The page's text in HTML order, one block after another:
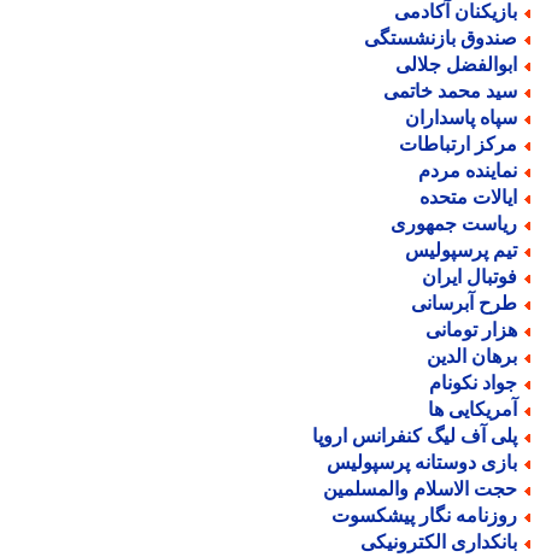
آکادمی
بازنشستگی
جلالی
محمد خاتمی
پاسداران
ارتباطات
مردم
متحده
جمهوری
پرسپولیس
ایران
آبرسانی
تومانی
الدین
نکونام
ها
آف لیگ کنفرانس اروپا
دوستانه پرسپولیس
الاسلام والمسلمین
نگار پیشکسوت
الکترونیکی